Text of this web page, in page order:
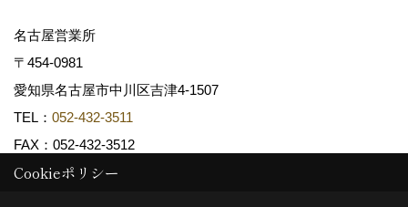
名古屋営業所
〒454-0981
愛知県名古屋市中川区吉津4-1507
TEL： 052-432-3511
FAX：052-432-3512
Cookieポリシー